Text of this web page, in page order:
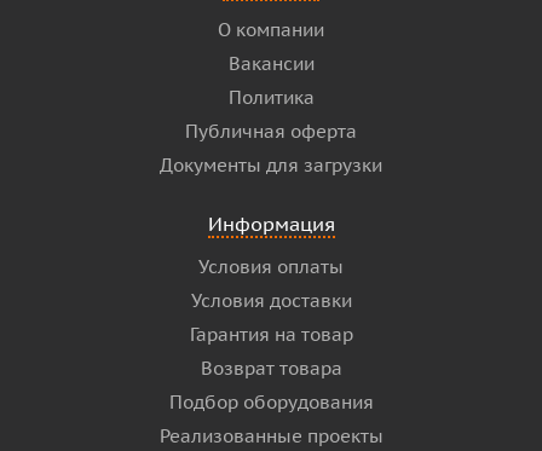
О компании
Вакансии
Политика
Публичная оферта
Документы для загрузки
Информация
Условия оплаты
Условия доставки
Гарантия на товар
Возврат товара
Подбор оборудования
Реализованные проекты